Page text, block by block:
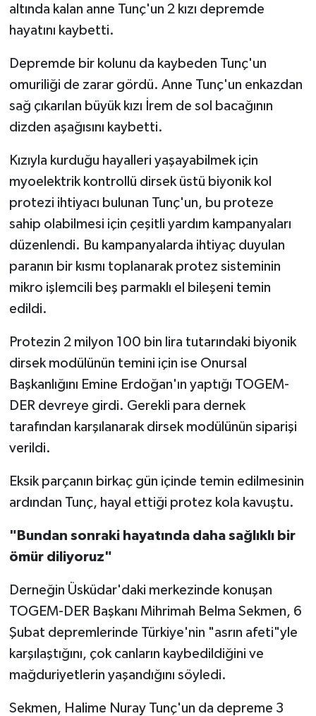
altında kalan anne Tunç'un 2 kızı depremde
hayatını kaybetti.
Depremde bir kolunu da kaybeden Tunç'un
omuriliği de zarar gördü. Anne Tunç'un enkazdan
sağ çıkarılan büyük kızı İrem de sol bacağının
dizden aşağısını kaybetti.
Kızıyla kurduğu hayalleri yaşayabilmek için
myoelektrik kontrollü dirsek üstü biyonik kol
protezi ihtiyacı bulunan Tunç'un, bu proteze
sahip olabilmesi için çeşitli yardım kampanyaları
düzenlendi. Bu kampanyalarda ihtiyaç duyulan
paranın bir kısmı toplanarak protez sisteminin
mikro işlemcili beş parmaklı el bileşeni temin
edildi.
Protezin 2 milyon 100 bin lira tutarındaki biyonik
dirsek modülünün temini için ise Onursal
Başkanlığını Emine Erdoğan'ın yaptığı TOGEM-
DER devreye girdi. Gerekli para dernek
tarafından karşılanarak dirsek modülünün siparişi
verildi.
Eksik parçanın birkaç gün içinde temin edilmesinin
ardından Tunç, hayal ettiği protez kola kavuştu.
"Bundan sonraki hayatında daha sağlıklı bir
ömür diliyoruz"
Derneğin Üsküdar'daki merkezinde konuşan
TOGEM-DER Başkanı Mihrimah Belma Sekmen, 6
Şubat depremlerinde Türkiye'nin "asrın afeti"yle
karşılaştığını, çok canların kaybedildiğini ve
mağduriyetlerin yaşandığını söyledi.
Sekmen, Halime Nuray Tunç'un da depreme 3